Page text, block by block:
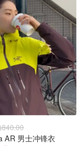
！
来越多的普通民
物用于非治疗目
用包括恶心、肠
），
AR 男士冲锋衣